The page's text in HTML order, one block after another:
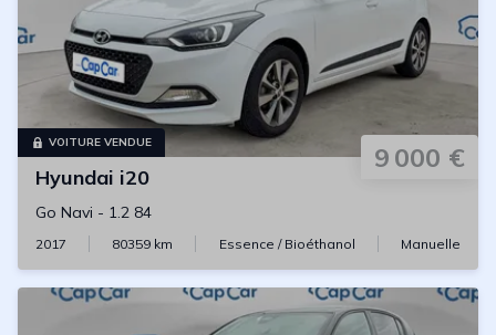
VOITURE VENDUE 9 000 €
Hyundai i20
Go Navi - 1.2 84
2017 80359 km Essence / Bioéthanol Manuelle